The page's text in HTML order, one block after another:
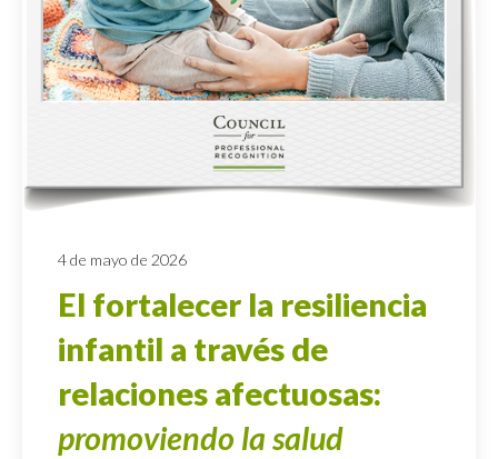
4 de mayo de 2026
El fortalecer la resiliencia
infantil a través de
relaciones afectuosas:
promoviendo la salud